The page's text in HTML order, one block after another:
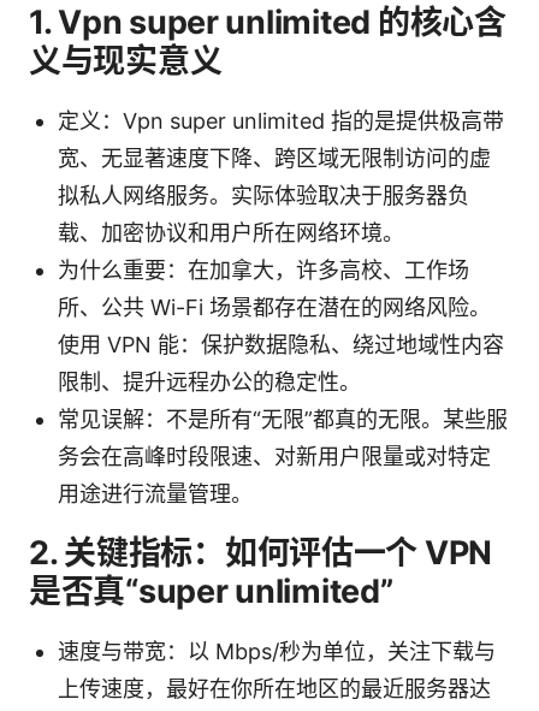
1. Vpn super unlimited 的核心含
义与现实意义
定义：Vpn super unlimited 指的是提供极高带
宽、无显著速度下降、跨区域无限制访问的虚
拟私人网络服务。实际体验取决于服务器负
载、加密协议和用户所在网络环境。
为什么重要：在加拿大，许多高校、工作场
所、公共 Wi-Fi 场景都存在潜在的网络风险。
使用 VPN 能：保护数据隐私、绕过地域性内容
限制、提升远程办公的稳定性。
常见误解：不是所有“无限”都真的无限。某些服
务会在高峰时段限速、对新用户限量或对特定
用途进行流量管理。
2. 关键指标：如何评估一个 VPN
是否真“super unlimited”
速度与带宽：以 Mbps/秒为单位，关注下载与
上传速度，最好在你所在地区的最近服务器达